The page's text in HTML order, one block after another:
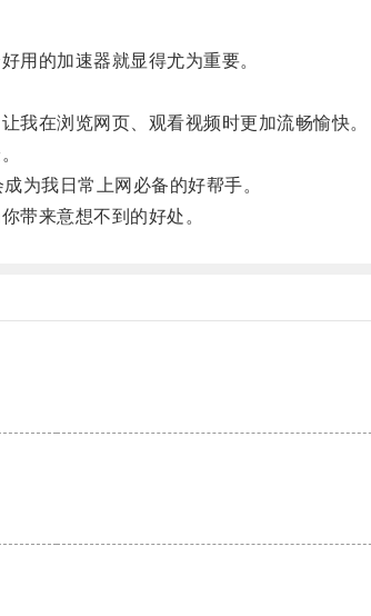
的加速器就显得尤为重要。
在浏览网页、观看视频时更加流畅愉快。
我日常上网必备的好帮手。
来意想不到的好处。